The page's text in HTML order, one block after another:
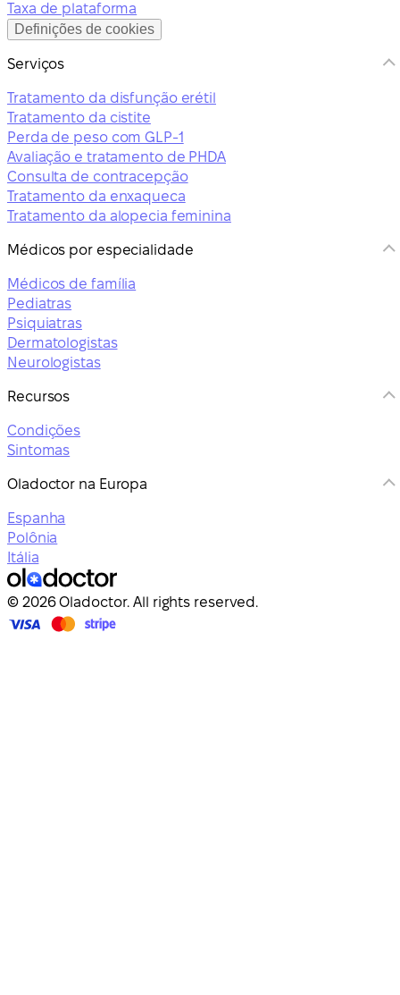
Taxa de plataforma
Definições de cookies
Serviços
Tratamento da disfunção erétil
Tratamento da cistite
Perda de peso com GLP-1
Avaliação e tratamento de PHDA
Consulta de contracepção
Tratamento da enxaqueca
Tratamento da alopecia feminina
Médicos por especialidade
Médicos de família
Pediatras
Psiquiatras
Dermatologistas
Neurologistas
Recursos
Condições
Sintomas
Oladoctor na Europa
Espanha
Polônia
Itália
© 2026 Oladoctor. All rights reserved.